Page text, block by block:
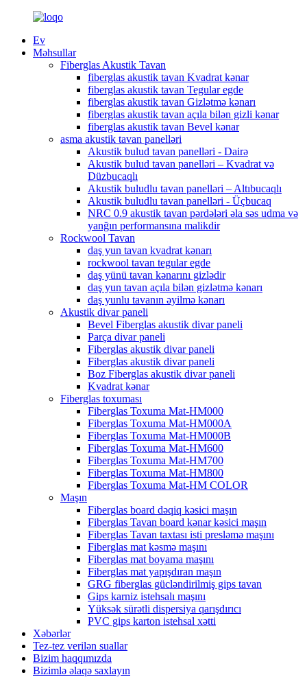
Ev
Məhsullar
Fiberglas Akustik Tavan
fiberglas akustik tavan Kvadrat kənar
fiberglas akustik tavan Tegular egde
fiberglas akustik tavan Gizlətmə kənarı
fiberglas akustik tavan açıla bilən gizli kənar
fiberglas akustik tavan Bevel kənar
asma akustik tavan panelləri
Akustik bulud tavan panelləri - Dairə
Akustik bulud tavan panelləri – Kvadrat və
Düzbucaqlı
Akustik buludlu tavan panelləri – Altıbucaqlı
Akustik buludlu tavan panelləri - Üçbucaq
NRC 0.9 akustik tavan pərdələri əla səs udma və
yanğın performansına malikdir
Rockwool Tavan
daş yun tavan kvadrat kənarı
rockwool tavan tegular egde
daş yünü tavan kənarını gizlədir
daş yun tavan açıla bilən gizlətmə kənarı
daş yunlu tavanın əyilmə kənarı
Akustik divar paneli
Bevel Fiberglas akustik divar paneli
Parça divar paneli
Fiberglas akustik divar paneli
Fiberglas akustik divar paneli
Boz Fiberglas akustik divar paneli
Kvadrat kənar
Fiberglas toxuması
Fiberglas Toxuma Mat-HM000
Fiberglas Toxuma Mat-HM000A
Fiberglas Toxuma Mat-HM000B
Fiberglas Toxuma Mat-HM600
Fiberglas Toxuma Mat-HM700
Fiberglas Toxuma Mat-HM800
Fiberglas Toxuma Mat-HM COLOR
Maşın
Fiberglas board dəqiq kəsici maşın
Fiberglas Tavan board kənar kəsici maşın
Fiberglas Tavan taxtası isti presləmə maşını
Fiberglas mat kəsmə maşını
Fiberglas mat boyama maşını
Fiberglas mat yapışdıran maşın
GRG fiberglas gücləndirilmiş gips tavan
Gips karniz istehsalı maşını
Yüksək sürətli dispersiya qarışdırıcı
PVC gips karton istehsal xətti
Xəbərlər
Tez-tez verilən suallar
Bizim haqqımızda
Bizimlə əlaqə saxlayın